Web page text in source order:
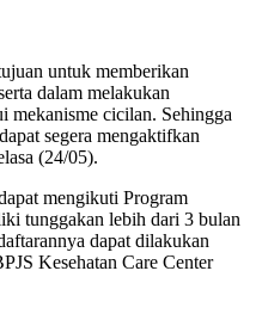
untuk memberikan
dalam melakukan
mekanisme cicilan. Sehingga
segera mengaktifkan
(24/05).
mengikuti Program
tunggakan lebih dari 3 bulan
dapat dilakukan
Kesehatan Care Center